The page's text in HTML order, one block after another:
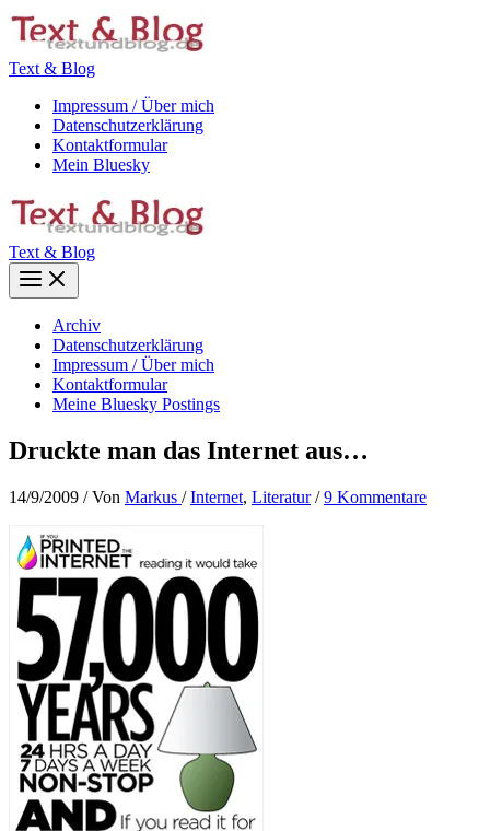
Zum
Inhalt
Text & Blog
Impressum / Über mich
Datenschutzerklärung
Kontaktformular
Mein Bluesky
Text & Blog
Main
Menu
Archiv
Datenschutzerklärung
Impressum / Über mich
Kontaktformular
Meine Bluesky Postings
Druckte man das Internet aus…
14/9/2009 / Von Markus /Internet, Literatur/9 Kommentare